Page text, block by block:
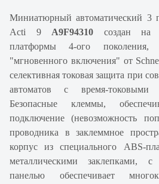
Миниатюрный автоматический 3 полюсный выключатель
Acti 9 A9F94310 создан на
платформы 4-ого поколения,
"мгновенного включения" от
селективная токовая защита при
автоматов с время-токовыми
Безопасные клеммы,
подключение (невозможность
проводника в заклеммное
корпус из специального ABS-
металлическими заклепками,
панелью обеспечивает многократное